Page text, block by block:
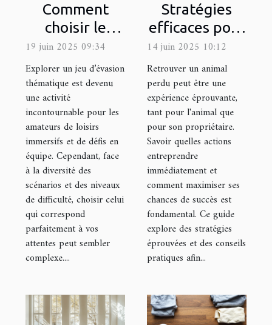
Comment
choisir le
meilleur jeu
d'évasion
thématique
pour votre
prochaine
sortie
19 juin 2025 09:34
Explorer un jeu d’évasion
thématique est devenu
une activité
incontournable pour les
amateurs de loisirs
immersifs et de défis en
équipe. Cependant, face
à la diversité des
scénarios et des niveaux
de difficulté, choisir celui
qui correspond
parfaitement à vos
attentes peut sembler
complexe....
Stratégies
efficaces pour
la recherche
d'animaux
perdus
14 juin 2025 10:12
Retrouver un animal
perdu peut être une
expérience éprouvante,
tant pour l'animal que
pour son propriétaire.
Savoir quelles actions
entreprendre
immédiatement et
comment maximiser ses
chances de succès est
fondamental. Ce guide
explore des stratégies
éprouvées et des conseils
pratiques afin...